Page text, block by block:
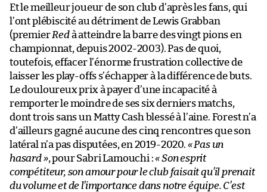
Et le meilleur joueur de son club d’après les fans, qui
l’ont plébiscité au détriment de Lewis Grabban
(premierRedà atteindre la barre des vingt pions en
championnat, depuis 2002-2003). Pas de quoi,
toutefois, effacer l’énorme frustration collective de
laisser les play-offs s’échapper à la différence de buts.
Le douloureux prix à payer d’une incapacité à
remporter le moindre de ses six derniers matchs,
dont trois sans un Matty Cash blessé à l’aine. Forest n’a
d’ailleurs gagné aucune des cinq rencontres que son
latéral n’a pas disputées, en 2019-2020. « Pas un
hasard », pour Sabri Lamouchi :« Son esprit
compétiteur, son amour pour le club faisait qu’il prenait
du volume et de l’importance dans notre équipe. C’est